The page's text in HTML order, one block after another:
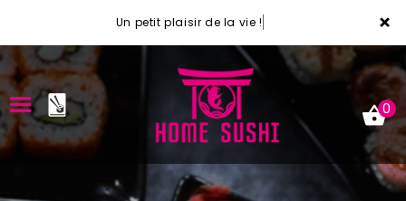
×
Un petit plaisir de la vie !
0